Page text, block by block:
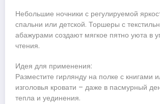
Небольшие ночники с регулируемой
спальни или детской. Торшеры с
абажурами создают мягкое пятно уюта в
чтения.
Идея для применения:
Разместите гирлянду на полке с книгами
изголовья кровати – даже в пасмурный
тепла и уединения.